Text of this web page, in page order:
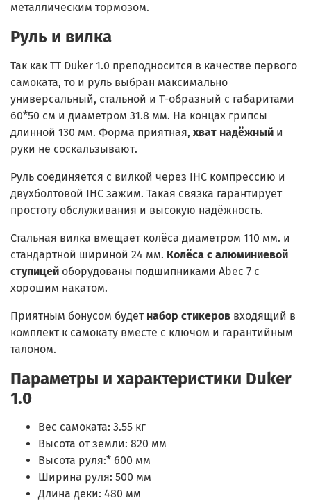
металлическим тормозом.
Руль и вилка
Так как TT Duker 1.0 преподносится в качестве первого
самоката, то и руль выбран максимально
универсальный, стальной и Т-образный с габаритами
60*50 см и диаметром 31.8 мм. На концах грипсы
длинной 130 мм. Форма приятная, хват надёжный и
руки не соскальзывают.
Руль соединяется с вилкой через IHC компрессию и
двухболтовой IHC зажим. Такая связка гарантирует
простоту обслуживания и высокую надёжность.
Стальная вилка вмещает колёса диаметром 110 мм. и
стандартной шириной 24 мм. Колёса с алюминиевой
ступицей оборудованы подшипниками Abec 7 с
хорошим накатом.
Приятным бонусом будет набор стикеров входящий в
комплект к самокату вместе с ключом и гарантийным
талоном.
Параметры и характеристики Duker
1.0
Вес самоката: 3.55 кг
Высота от земли: 820 мм
Высота руля:* 600 мм
Ширина руля: 500 мм
Длина деки: 480 мм